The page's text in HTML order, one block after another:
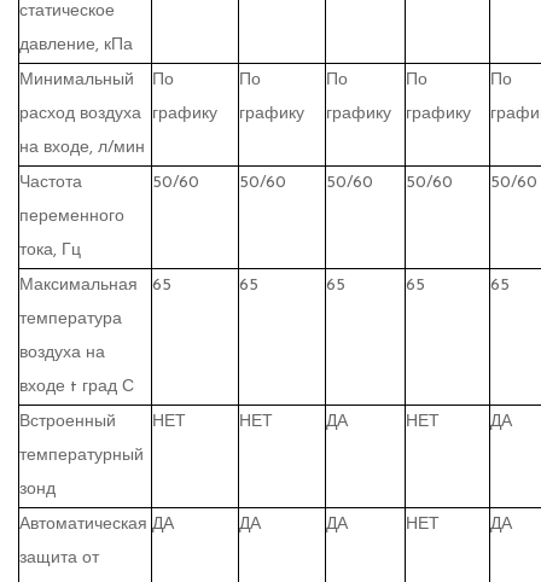
статическое
давление, кПа
Минимальный
расход воздуха
на входе, л/мин
По
графику
По
графику
По
графику
По
графику
По
Частота
переменного
тока, Гц
50/60 50/60 50/60 50/60 50/60
Максимальная
температура
воздуха на
входе t град С
65 65 65 65 65
Встроенный
температурный
зонд
НЕТ НЕТ ДА НЕТ ДА
Автоматическая
защита от
ДА ДА ДА НЕТ ДА